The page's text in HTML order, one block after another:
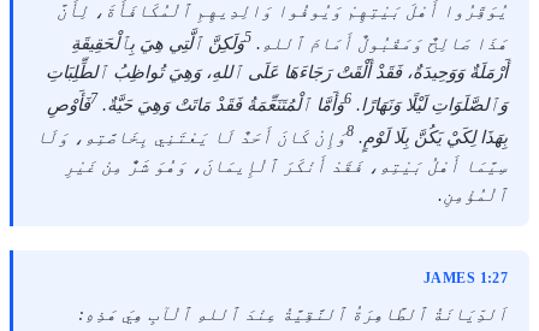
يُوَقِّرُوا أَهْلَ بَيْتِهِمْ وَيُوفُوا وَالِدِيهِمِ ٱلْمُكَافَأَةَ، لِأَنَّ
هَذَا صَالِحٌ وَمَقْبُولٌ أَمَامَ ٱللهِ. 5وَلَكِنَّ ٱلَّتِي هِيَ بِٱلْحَقِيقَةِ
أَرْمَلَةٌ وَوَحِيدَةٌ، فَقَدْ أَلْقَتْ رَجَاءَهَا عَلَى ٱللهِ، وَهِيَ تُواظِبُ ٱلطِّلِبَاتِ
وَٱلصَّلَوَاتِ لَيْلًا وَنَهَارًا. 6وَأَمَّا ٱلْمُتَنَعِّمَةُ فَقَدْ مَاتَتْ وَهِيَ حَيَّةٌ. 7فَأَوْصِ
بِهَذَا لِكَيْ يَكُنَّ بِلَا لَوْمٍ. 8وَإِنْ كَانَ أَحَدٌ لَا يَعْتَنِي بِخَاصَّتِهِ، وَلَا
سِيَّمَا أَهْلُ بَيْتِهِ، فَقَدْ أَنْكَرَ ٱلْإِيمَانَ، وَهُوَ شَرٌّ مِنْ غَيْرِ
ٱلْمُؤْمِنِ.
JAMES 1:27
اَلدِّيَانَةُ ٱلطَّاهِرَةُ ٱلنَّقِيَّةُ عِنْدَ ٱللهِ ٱلْآبِ هِيَ هَذِهِ: